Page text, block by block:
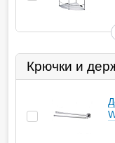
Крючки и